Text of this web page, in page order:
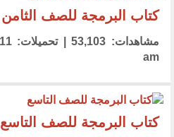
كتاب البرمجة للصف الثامن
am
كتاب البرمجة للصف التاسع